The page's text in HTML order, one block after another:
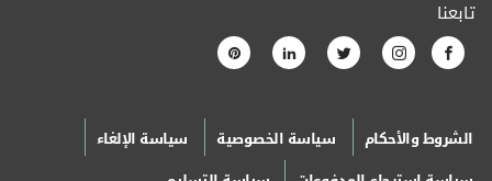
تابعنا
الشروط والأحكام سياسة الخصوصية
سياسة الإلغاء